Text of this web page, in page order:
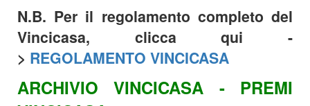
N.B. Per il regolamento completo del
Vincicasa, clicca qui -
> REGOLAMENTO VINCICASA
ARCHIVIO VINCICASA - PREMI